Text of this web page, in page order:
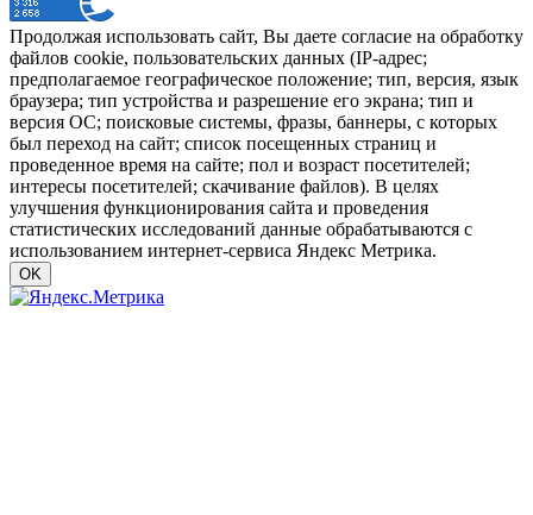
Продолжая использовать сайт, Вы даете согласие на обработку
файлов cookie, пользовательских данных (IP-адрес;
предполагаемое географическое положение; тип, версия, язык
браузера; тип устройства и разрешение его экрана; тип и
версия ОС; поисковые системы, фразы, баннеры, с которых
был переход на сайт; список посещенных страниц и
проведенное время на сайте; пол и возраст посетителей;
интересы посетителей; скачивание файлов). В целях
улучшения функционирования сайта и проведения
статистических исследований данные обрабатываются с
использованием интернет-сервиса Яндекс Метрика.
OK